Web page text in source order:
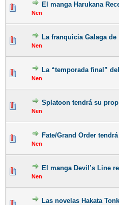
El manga Harukana
Nen
La franquicia Galaga
Nen
La “temporada final”
Nen
Splatoon tendrá su
Nen
Fate/Grand Order
Nen
El manga Devil’s Line
Nen
Las novelas Hakata